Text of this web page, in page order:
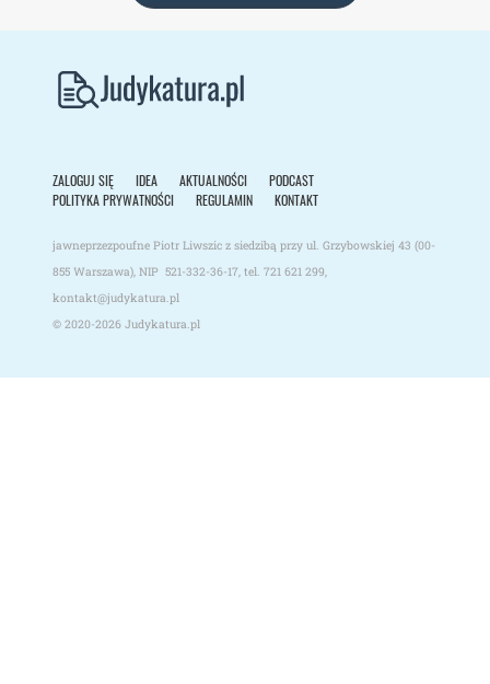
ZALOGUJ SIĘ IDEA AKTUALNOŚCI
PODCAST
POLITYKA PRYWATNOŚCI
REGULAMIN KONTAKT
jawneprzezpoufne Piotr Liwszic z siedzibą przy ul. Grzybowskiej 43 (00-
855 Warszawa), NIP 521-332-36-17, tel. 721 621 299,
kontakt@judykatura.pl
© 2020-2026 Judykatura.pl